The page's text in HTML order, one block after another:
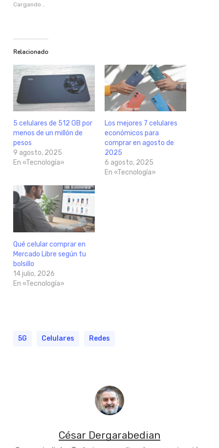
Cargando...
Relacionado
5 celulares de 512 GB por
menos de un millón de
pesos
9 agosto, 2025
En «Tecnología»
Los mejores 7 celulares
económicos para
comprar en agosto de
2025
6 agosto, 2025
En «Tecnología»
Qué celular comprar en
Mercado Libre según tu
bolsillo
14 julio, 2026
En «Tecnología»
5G Celulares Redes
César Dergarabedian